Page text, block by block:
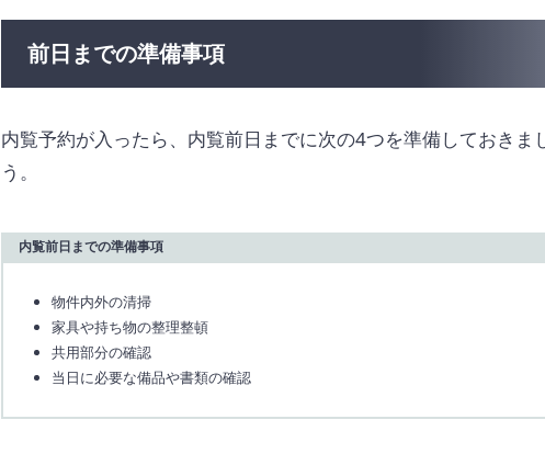
前日までの準備事項
内覧予約が入ったら、内覧前日までに次の4つを準備しておきま
う。
内覧前日までの準備事項
物件内外の清掃
家具や持ち物の整理整頓
共用部分の確認
当日に必要な備品や書類の確認